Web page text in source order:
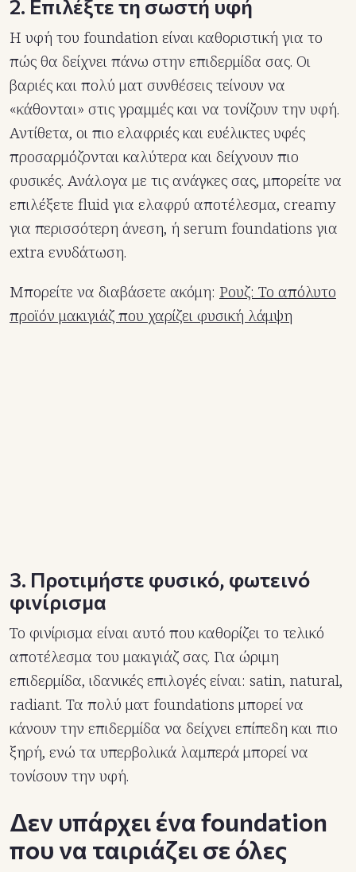
2. Επιλέξτε τη σωστή υφή
Η υφή του foundation είναι καθοριστική για το
πώς θα δείχνει πάνω στην επιδερμίδα σας. Οι
βαριές και πολύ ματ συνθέσεις τείνουν να
«κάθονται» στις γραμμές και να τονίζουν την υφή.
Αντίθετα, οι πιο ελαφριές και ευέλικτες υφές
προσαρμόζονται καλύτερα και δείχνουν πιο
φυσικές. Ανάλογα με τις ανάγκες σας, μπορείτε να
επιλέξετε fluid για ελαφρύ αποτέλεσμα, creamy
για περισσότερη άνεση, ή serum foundations για
extra ενυδάτωση.
Μπορείτε να διαβάσετε ακόμη: Ρουζ: Το απόλυτο
προϊόν μακιγιάζ που χαρίζει φυσική λάμψη
3. Προτιμήστε φυσικό, φωτεινό
φινίρισμα
Το φινίρισμα είναι αυτό που καθορίζει το τελικό
αποτέλεσμα του μακιγιάζ σας. Για ώριμη
επιδερμίδα, ιδανικές επιλογές είναι: satin, natural,
radiant. Τα πολύ ματ foundations μπορεί να
κάνουν την επιδερμίδα να δείχνει επίπεδη και πιο
ξηρή, ενώ τα υπερβολικά λαμπερά μπορεί να
τονίσουν την υφή.
Δεν υπάρχει ένα foundation
που να ταιριάζει σε όλες